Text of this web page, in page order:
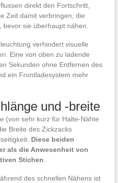
direkt den Fortschritt,
Zeit damit verbringen, die
bevor sie überhaupt nähen.
verhindert visuelle
Eine von oben zu ladende
Sekunden ohne Entfernen des
ein Frontladesystem mehr
und -breite
(von sehr kurz für Halte-Nähte
Breite des Zickzacks
Diese beiden
als die Anwesenheit von
Stichen.
des schnellen Nähens ist